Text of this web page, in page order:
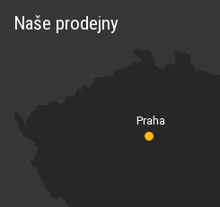
Naše prodejny
Praha